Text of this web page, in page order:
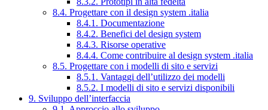
8.4. Progettare con il design system .italia
8.4.1. Documentazione
8.4.2. Benefici del design system
8.4.3. Risorse operative
8.4.4. Come contribuire al design system .italia
8.5. Progettare con i modelli di sito e servizi
8.5.1. Vantaggi dell’utilizzo dei modelli
8.5.2. I modelli di sito e servizi disponibili
9. Sviluppo dell’interfaccia